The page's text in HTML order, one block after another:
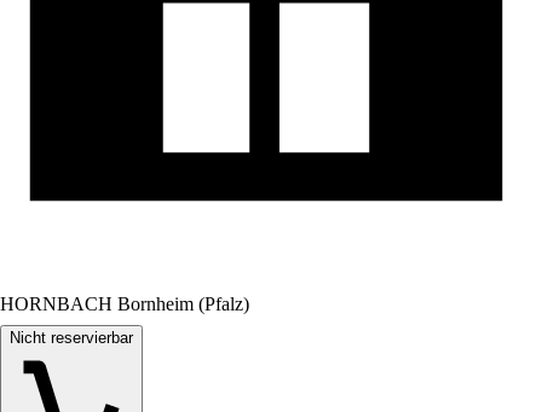
HORNBACH Bornheim (Pfalz)
Nicht reservierbar